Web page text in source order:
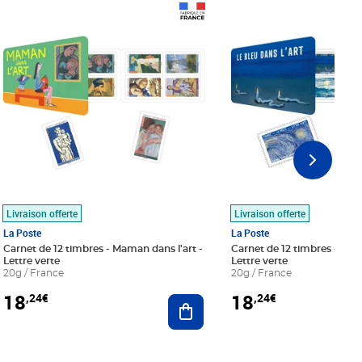
panier
Livraison offerte
La Poste
Carnet de 12 timbres - Maman dans l'art -
Lettre verte
20g / France
18,24€ Ajouter au panier
Livraison offerte
La Poste
Carnet de 12 timbres - Le
Lettre verte
20g / France
18,24€